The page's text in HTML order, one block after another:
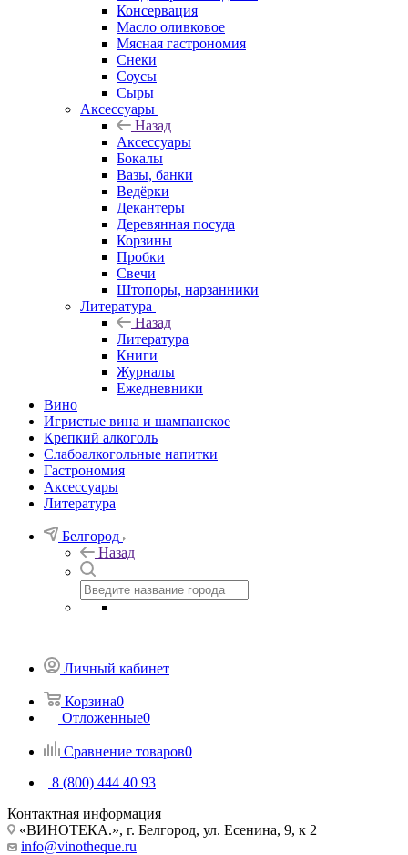
Консервация
Масло оливковое
Мясная гастрономия
Снеки
Соусы
Сыры
Аксессуары
Назад
Аксессуары
Бокалы
Вазы, банки
Ведёрки
Декантеры
Деревянная посуда
Корзины
Пробки
Свечи
Штопоры, нарзанники
Литература
Назад
Литература
Книги
Журналы
Ежедневники
Вино
Игристые вина и шампанское
Крепкий алкоголь
Слабоалкогольные напитки
Гастрономия
Аксессуары
Литература
Белгород
Назад
Личный кабинет
Корзина0
Отложенные0
Сравнение товаров0
8 (800) 444 40 93
Контактная информация
«ВИНОТЕКА.», г. Белгород, ул. Есенина, 9, к 2
info@vinotheque.ru